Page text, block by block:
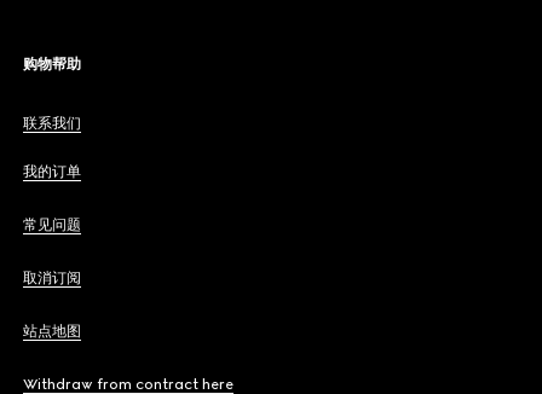
购物帮助
联系我们
我的订单
常见问题
取消订阅
站点地图
Withdraw from contract here